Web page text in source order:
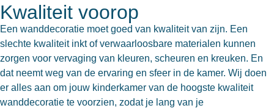
Kwaliteit voorop
Een wanddecoratie moet goed van kwaliteit van zijn. Een
slechte kwaliteit inkt of verwaarloosbare materialen kunnen
zorgen voor vervaging van kleuren, scheuren en kreuken. En
dat neemt weg van de ervaring en sfeer in de kamer. Wij doen
er alles aan om jouw kinderkamer van de hoogste kwaliteit
wanddecoratie te voorzien, zodat je lang van je